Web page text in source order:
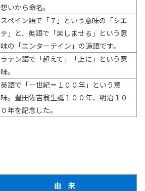
想いから命名。
スペイン語で「７」という意味の「シエ
テ」と、英語で「楽しませる」という意
味の「エンターテイン」の造語です。
ラテン語で「超えて」「上に」という意
味。
英語で「一世紀＝１００年」という意
味。豊田佐吉翁生誕１００年、明治１０
０年を記念した。
由 来